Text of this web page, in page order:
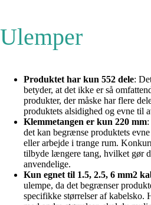
Ulemper
Produktet har kun 552 dele:
betyder, at det ikke er så
produkter, der måske har flere
produktets alsidighed og evne til
Klemmetangen er kun 220 mm
det kan begrænse produktets
eller arbejde i trange rum.
tilbyde længere tang, hvilket gør
anvendelige.
Kun egnet til 1.5, 2.5, 6 mm2
ulempe, da det begrænser
specifikke størrelser af kabelsko.